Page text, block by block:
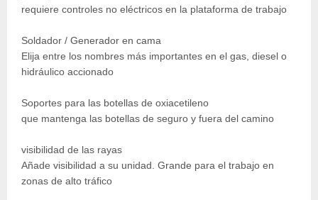
requiere controles no eléctricos en la plataforma de trabajo
Soldador / Generador en cama
Elija entre los nombres más importantes en el gas, diesel o
hidráulico accionado
Soportes para las botellas de oxiacetileno
que mantenga las botellas de seguro y fuera del camino
visibilidad de las rayas
Añade visibilidad a su unidad. Grande para el trabajo en
zonas de alto tráfico